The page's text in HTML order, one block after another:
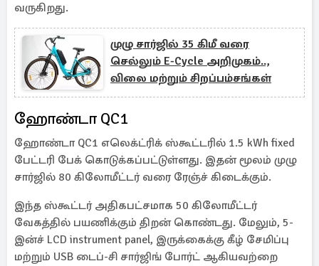
வருகிறது.
முழு சார்ஜில் 35 கிமீ வரை
செல்லும் E-Cycle அறிமுகம்..,
விலை மற்றும் சிறப்பம்சங்கள்
ஹோண்டா QC1
ஹோண்டா QC1 எலெக்ட்ரிக் ஸ்கூட்டரில் 1.5 kWh fixed
பேட்டரி பேக் கொடுக்கப்பட்டுள்ளது. இதன் மூலம் முழு
சார்ஜில் 80 கிலோமீட்டர் வரை ரேஞ்ச் கிடைக்கும்.
இந்த ஸ்கூட்டர் அதிகபட்சமாக 50 கிலோமீட்டர்
வேகத்தில் பயணிக்கும் திறன் கொண்டது. மேலும், 5-
இன்ச் LCD instrument panel, இருக்கைக்கு கீழ் சேமிப்பு
மற்றும் USB டைப்-சி சார்ஜிங் போர்ட் ஆகியவற்றை